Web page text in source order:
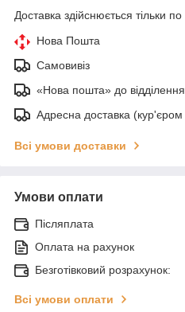
Доставка здійснюється тільки
Нова Пошта
Самовивіз
«Нова пошта» до відділення
Адресна доставка (кур'єром
Всі умови доставки
Умови оплати
Післяплата
Оплата на рахунок
Безготівковий розрахунок:
Всі умови оплати